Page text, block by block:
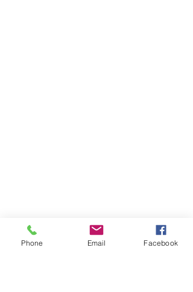
Phone Email Facebook